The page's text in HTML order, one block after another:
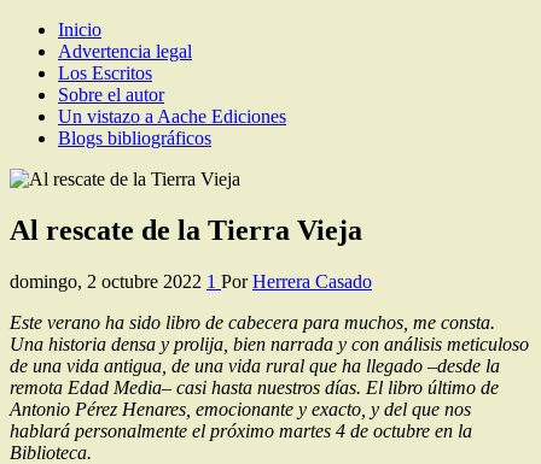
Los Escritos de Herrera Casado
Artículos y comentarios sobre Guadalajara
Inicio
Advertencia legal
Los Escritos
Sobre el autor
Un vistazo a Aache Ediciones
Blogs bibliográficos
Al rescate de la Tierra Vieja
domingo, 2 octubre 2022 1 Por Herrera Casado
Este verano ha sido libro de cabecera para muchos, me consta.
Una historia densa y prolija, bien narrada y con análisis meticuloso
de una vida antigua, de una vida rural que ha llegado –desde la
remota Edad Media– casi hasta nuestros días. El libro último de
Antonio Pérez Henares, emocionante y exacto, y del que nos
hablará personalmente el próximo martes 4 de octubre en la
Biblioteca.